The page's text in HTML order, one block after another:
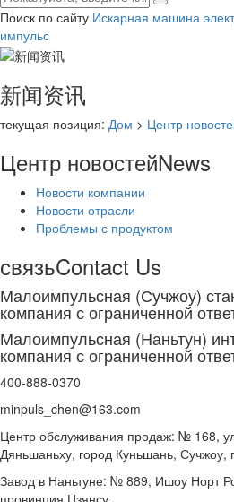
Поиск по сайту Искарная машина
импульс
新闻资讯
текущая позиция: Дом > Центр
Центр новостейNews
Новости компании
Новости отрасли
Проблемы с продуктом
связьContact Us
Малоимпульсная (Сучжоу)
компания с ограниченной
Малоимпульсная (Наньтун)
компания с ограниченной
400-888-0370
minpuls_chen@163.com
Центр обслуживания продаж: № 168,
Дяньшаньху, город Куньшань, Сучжоу,
Завод в Наньтуне: № 889, Ишоу Норт
провинция Цзянсу.